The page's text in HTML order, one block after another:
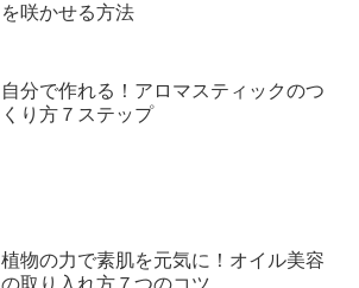
を咲かせる方法
自分で作れる！アロマスティックのつ
くり方７ステップ
植物の力で素肌を元気に！オイル美容
の取り入れ方７つのコツ